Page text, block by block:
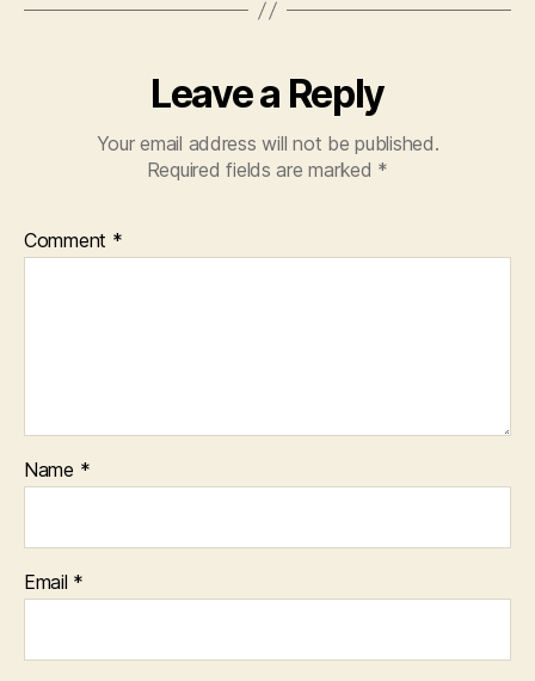
Leave a Reply
Your email address will not be published.
Required fields are marked *
Comment *
Name *
Email *